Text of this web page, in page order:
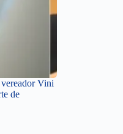
Vini
de